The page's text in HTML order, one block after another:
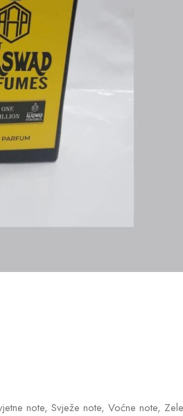
note, Svježe note, Voćne note,